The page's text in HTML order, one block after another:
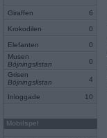
Giraffen 6
Krokodilen 0
Elefanten
0
Musen
Böjningslistan
0
Grisen
Böjningslistan
4
Inloggade 10
Mobilspel